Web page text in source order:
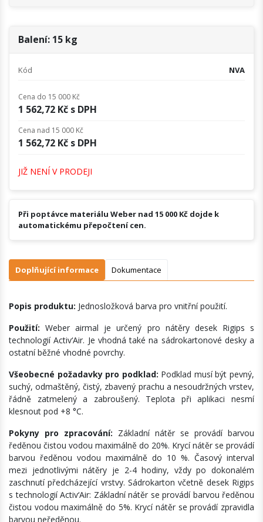
Balení: 15 kg
Kód NVA
Cena do 15 000 Kč
1 562,72 Kč s DPH
Cena nad 15 000 Kč
1 562,72 Kč s DPH
JIŽ NENÍ V PRODEJI
Při poptávce materiálu Weber nad 15 000 Kč dojde k
automatickému přepočtení cen.
Doplňující informace Dokumentace
Popis produktu: Jednosložková barva pro vnitřní použití.
Použití: Weber airmal je určený pro nátěry desek Rigips s
technologií Activ‘Air. Je vhodná také na sádrokartonové desky a
ostatní běžné vhodné povrchy.
Všeobecné požadavky pro podklad: Podklad musí být pevný,
suchý, odmaštěný, čistý, zbavený prachu a nesoudržných vrstev,
řádně zatmelený a zabroušený. Teplota při aplikaci nesmí
klesnout pod +8 °C.
Pokyny pro zpracování: Základní nátěr se provádí barvou
ředěnou čistou vodou maximálně do 20%. Krycí nátěr se provádí
barvou ředěnou vodou maximálně do 10 %. Časový interval
mezi jednotlivými nátěry je 2-4 hodiny, vždy po dokonalém
zaschnutí předcházející vrstvy. Sádrokarton včetně desek Rigips
s technologií Activ‘Air: Základní nátěr se provádí barvou ředěnou
čistou vodou maximálně do 5%. Krycí nátěr se provádí zpravidla
barvou neředěnou.